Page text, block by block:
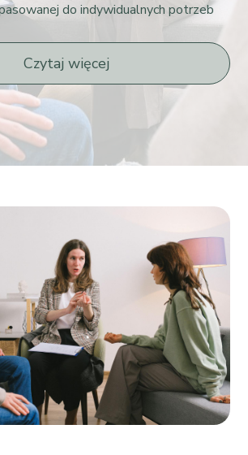
do indywidualnych potrzeb
Czytaj więcej